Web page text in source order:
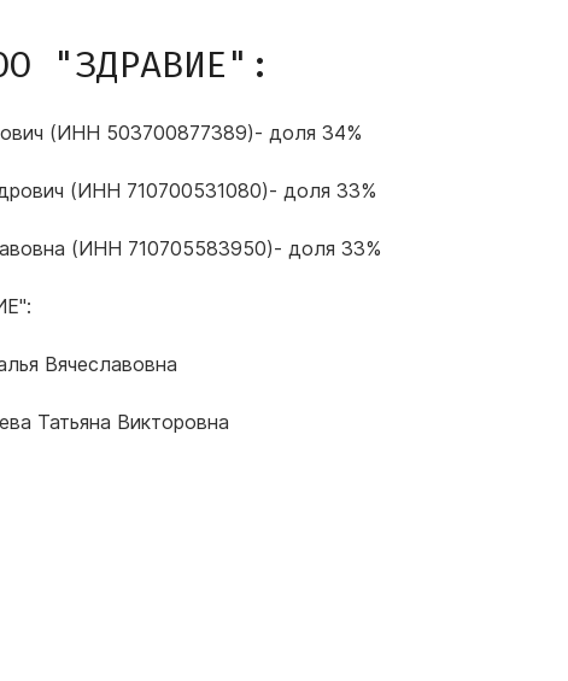
"ЗДРАВИЕ":
(ИНН 503700877389)- доля 34%
(ИНН 710700531080)- доля 33%
(ИНН 710705583950)- доля 33%
Вячеславовна
Татьяна Викторовна